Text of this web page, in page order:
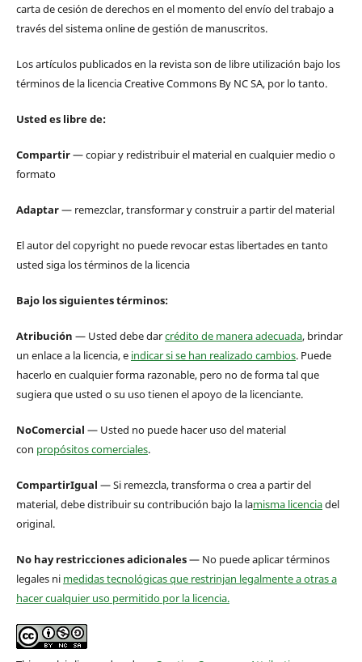
carta de cesión de derechos en el momento del envío del trabajo a
través del sistema online de gestión de manuscritos.
Los artículos publicados en la revista son de libre utilización bajo los
términos de la licencia Creative Commons By NC SA, por lo tanto.
Usted es libre de:
Compartir— copiar y redistribuir el material en cualquier medio o
formato
Adaptar— remezclar, transformar y construir a partir del material
El autor del copyright no puede revocar estas libertades en tanto
usted siga los términos de la licencia
Bajo los siguientes términos:
Atribución — Usted debe darcrédito de manera adecuada, brindar
un enlace a la licencia, e indicar si se han realizado cambios. Puede
hacerlo en cualquier forma razonable, pero no de forma tal que
sugiera que usted o su uso tienen el apoyo de la licenciante.
NoComercial — Usted no puede hacer uso del material
con propósitos comerciales.
CompartirIgual — Si remezcla, transforma o crea a partir del
material, debe distribuir su contribución bajo la lamisma licenciadel
original.
No hay restricciones adicionales— No puede aplicar términos
legales ni medidas tecnológicas que restrinjan legalmente a otras a
hacer cualquier uso permitido por la licencia.